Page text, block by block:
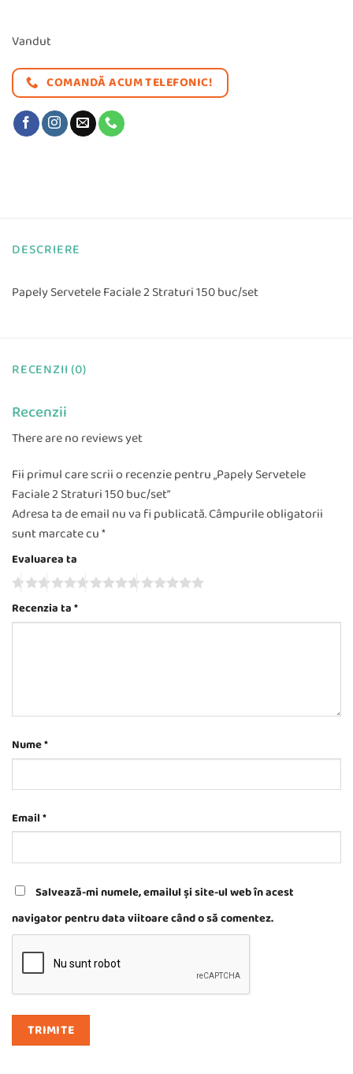
fost:
9,99 lei.
7,99 lei.
Vandut
COMANDĂ ACUM TELEFONIC!
DESCRIERE
Papely Servetele Faciale 2 Straturi 150 buc/set
RECENZII (0)
Recenzii
There are no reviews yet
Fii primul care scrii o recenzie pentru „Papely Servetele
Faciale 2 Straturi 150 buc/set”
Adresa ta de email nu va fi publicată.Câmpurile obligatorii
sunt marcate cu*
Evaluarea ta
Recenzia ta*
Nume*
Email*
Salvează-mi numele, emailul și site-ul web în acest
navigator pentru data viitoare când o să comentez.